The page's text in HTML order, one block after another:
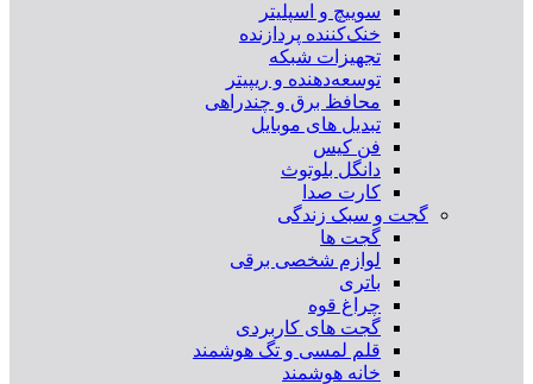
سوییچ و اسپلیتر
خنک‌کننده پردازنده
تجهیزات شبکه
توسعه‌دهنده و ریپیتر
محافظ برق و چندراهی
تبدیل های موبایل
فن کیس
دانگل بلوتوث
کارت صدا
گجت و سبک زندگی
گجت ها
لوازم شخصی برقی
باتری
چراغ قوه
گجت های کاربردی
قلم لمسی و تگ هوشمند
خانه هوشمند